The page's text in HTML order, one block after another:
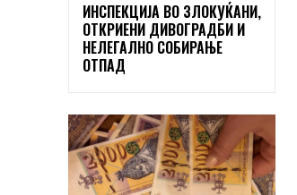
ИНСПЕКЦИЈА ВО ЗЛОКУЌАНИ,
ОТКРИЕНИ ДИВОГРАДБИ И
НЕЛЕГАЛНО СОБИРАЊЕ
ОТПАД